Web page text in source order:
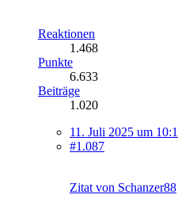
Reaktionen
1.468
Punkte
6.633
Beiträge
1.020
11. Juli 2025 um
#1.087
Zitat von Schanzer88